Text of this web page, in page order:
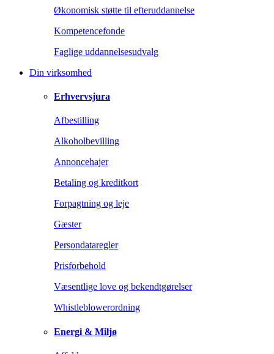
Økonomisk støtte til efteruddannelse
Kompetencefonde
Faglige uddannelsesudvalg
Din virksomhed
Erhvervsjura
Afbestilling
Alkoholbevilling
Annoncehajer
Betaling og kreditkort
Forpagtning og leje
Gæster
Persondataregler
Prisforbehold
Væsentlige love og bekendtgørelser
Whistleblowerordning
Energi & Miljø